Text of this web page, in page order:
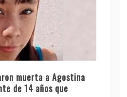
muerta a Agostina
de 14 años que